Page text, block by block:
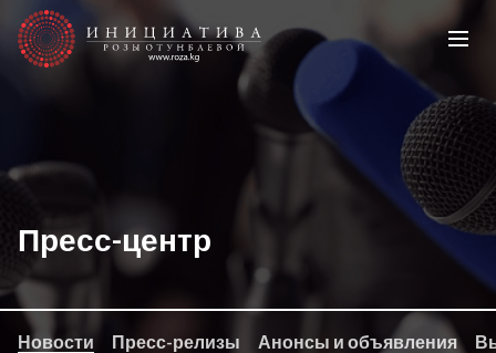
Пресс-центр
Новости Пресс-релизы Анонсы и объявления